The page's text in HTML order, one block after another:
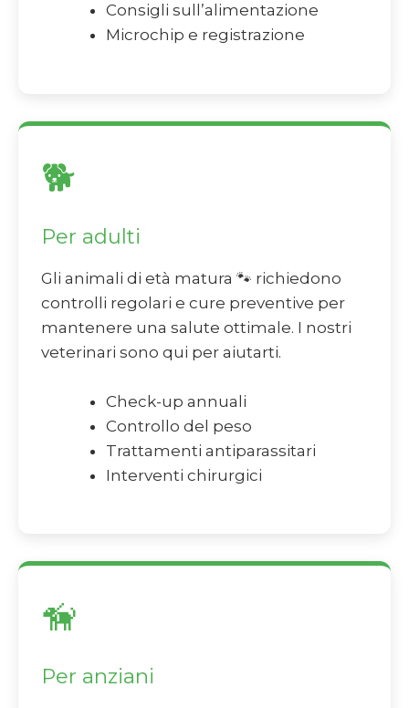
Consigli sull’alimentazione
Microchip e registrazione
🐕
Per adulti
Gli animali di età matura 🐾 richiedono
controlli regolari e cure preventive per
mantenere una salute ottimale. I nostri
veterinari sono qui per aiutarti.
Check-up annuali
Controllo del peso
Trattamenti antiparassitari
Interventi chirurgici
🦮
Per anziani